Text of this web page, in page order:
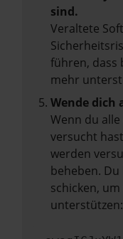
sind.
Veraltete
führen, dass
mehr
Wende dich
Wenn du
versucht
werden
beheben.
schicken,
unterstützen: